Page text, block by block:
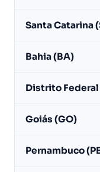
Santa Catarina
Bahia (BA)
Distrito Federal
Goiás (GO)
Pernambuco